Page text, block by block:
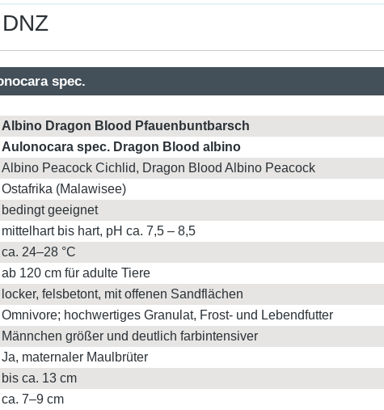
spec.
Albino Dragon Blood Pfauenbuntbarsch
Aulonocara spec. Dragon Blood albino
Albino Peacock Cichlid, Dragon Blood Albino Peacock
Ostafrika (Malawisee)
bedingt geeignet
mittelhart bis hart, pH ca. 7,5 – 8,5
ca. 24–28 °C
ab 120 cm für adulte Tiere
locker, felsbetont, mit offenen Sandflächen
Omnivore; hochwertiges Granulat, Frost- und Lebendfutter
Männchen größer und deutlich farbintensiver
Ja, maternaler Maulbrüter
bis ca. 13 cm
ca. 7–9 cm